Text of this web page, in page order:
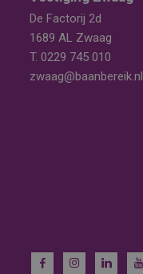
De Factorij 2d
1689 AL Zwaag
T. 0229 745 010
zwaag@baanbereik.nl